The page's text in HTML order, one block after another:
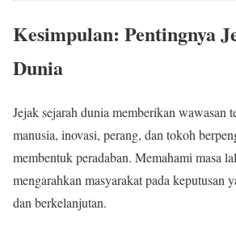
Kesimpulan: Pentingnya
Dunia
Jejak sejarah dunia memberikan wawasan
manusia, inovasi, perang, dan tokoh
membentuk peradaban. Memahami masa
mengarahkan masyarakat pada keputusan
dan berkelanjutan.